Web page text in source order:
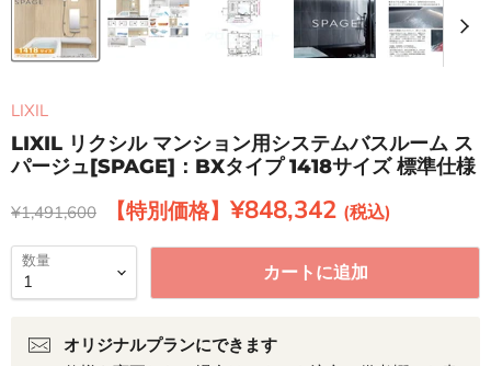
LIXIL
LIXIL リクシル マンション用システムバスルーム ス
パージュ[SPAGE]：BXタイプ 1418サイズ 標準仕様
元の価格
¥1,491,600 現在の価格
¥848,342
数量 カートに追加
オリジナルプランにできます